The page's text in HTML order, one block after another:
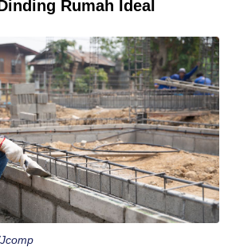
Rumah Ideal